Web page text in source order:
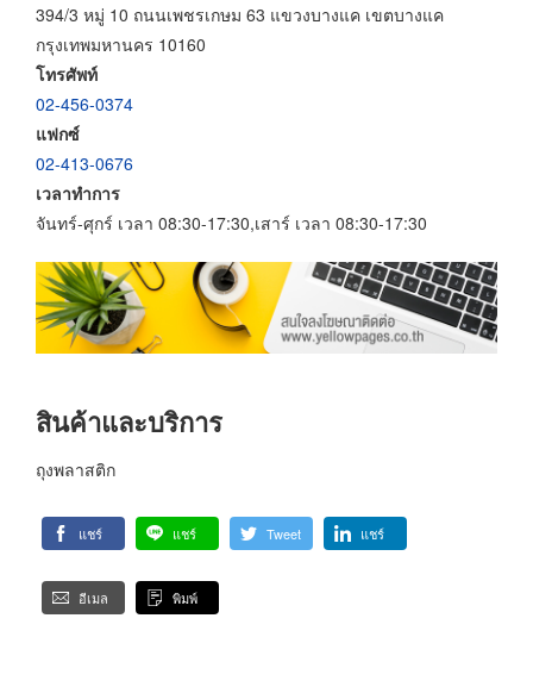
394/3 หมู่ 10 ถนนเพชรเกษม 63 แขวงบางแค เขตบางแค
กรุงเทพมหานคร 10160
โทรศัพท์
02-456-0374
แฟกซ์
02-413-0676
เวลาทำการ
จันทร์-ศุกร์ เวลา 08:30-17:30,เสาร์ เวลา 08:30-17:30
สินค้าและบริการ
ถุงพลาสติก
แชร์ แชร์ Tweet แชร์
อีเมล พิมพ์